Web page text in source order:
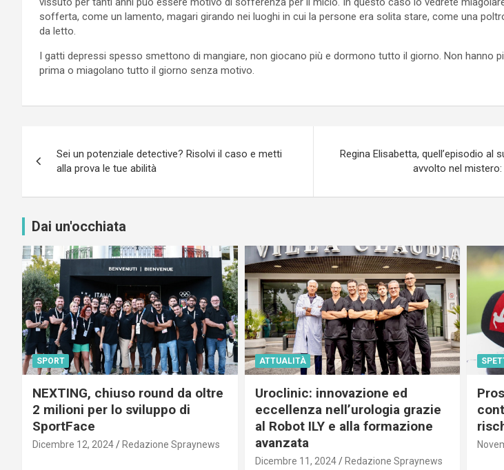
sofferta, come un lamento, magari girando nei luoghi in cui la persone era solita stare, come una
da letto.
I gatti depressi spesso smettono di mangiare, non giocano più e dormono tutto il giorno. Non hanno
prima o miagolano tutto il giorno senza motivo.
articoli
Sei un potenziale detective? Risolvi il caso e metti
alla prova le tue abilità
Regina Elisabetta, quell’episodio al
avvolto nel
Dai un'occhiata
SPORT
NEXTING, chiuso round da oltre
2 milioni per lo sviluppo di
SportFace
Dicembre 12, 2024 Redazione Spraynews
ATTUALITÀ
Uroclinic: innovazione ed
eccellenza nell’urologia grazie
al Robot ILY e alla formazione
avanzata
Dicembre 11, 2024 Redazione Spraynews